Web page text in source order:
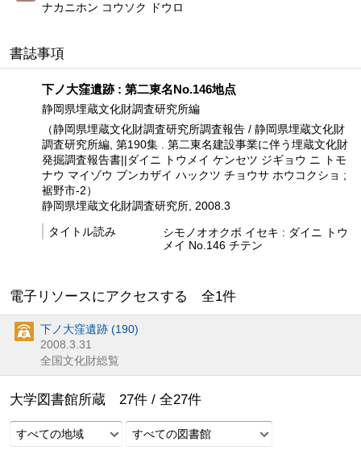
ナカニホン コウソク ドウロ
書誌事項
下ノ大窪遺跡 : 第二東名No.146地点
静岡県埋蔵文化財調査研究所編
（静岡県埋蔵文化財調査研究所調査報告 / 静岡県埋蔵文化財
調査研究所編, 第190集 . 第二東名建設事業に伴う埋蔵文化財
発掘調査報告書||ダイニ トウメイ ケンセツ ジギョウ ニ トモ
ナウ マイゾウ ブンカザイ ハックツ チョウサ ホウコクショ ;
裾野市-2）
静岡県埋蔵文化財調査研究所, 2008.3
タイトル読み
シモノオオクボ イセキ : ダイニ トウ
メイ No.146 チテン
電子リソースにアクセスする 全1件
下ノ大窪遺跡 (190)
2008.3.31
全国文化財総覧
大学図書館所蔵 27件 / 全27件
すべての地域
すべての図書館